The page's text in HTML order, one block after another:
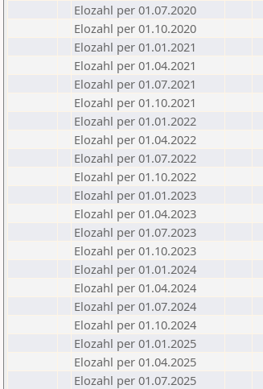
Elozahl per 01.07.2020
Elozahl per 01.10.2020
Elozahl per 01.01.2021
Elozahl per 01.04.2021
Elozahl per 01.07.2021
Elozahl per 01.10.2021
Elozahl per 01.01.2022
Elozahl per 01.04.2022
Elozahl per 01.07.2022
Elozahl per 01.10.2022
Elozahl per 01.01.2023
Elozahl per 01.04.2023
Elozahl per 01.07.2023
Elozahl per 01.10.2023
Elozahl per 01.01.2024
Elozahl per 01.04.2024
Elozahl per 01.07.2024
Elozahl per 01.10.2024
Elozahl per 01.01.2025
Elozahl per 01.04.2025
Elozahl per 01.07.2025